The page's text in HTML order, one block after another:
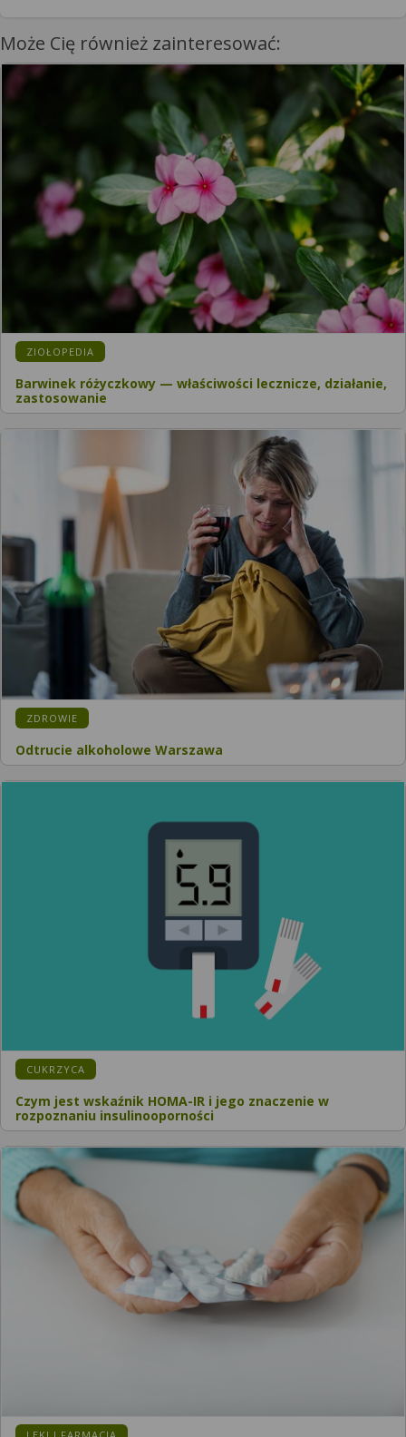
Może Cię również zainteresować:
KATEGORIA:
ZIOŁOPEDIA
Barwinek różyczkowy — właściwości lecznicze, działanie,
zastosowanie
KATEGORIA:
ZDROWIE
Odtrucie alkoholowe Warszawa
KATEGORIA:
CUKRZYCA
Czym jest wskaźnik HOMA-IR i jego znaczenie w
rozpoznaniu insulinooporności
KATEGORIA: